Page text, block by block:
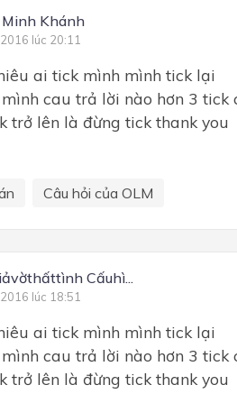
Khánh
lúc 20:11
ai tick mình mình tick lại
cau trả lời nào hơn 3 tick
trở lên là đừng tick thank you
Câu hỏi của OLM
Cấuhì...
lúc 18:51
ai tick mình mình tick lại
cau trả lời nào hơn 3 tick
trở lên là đừng tick thank you